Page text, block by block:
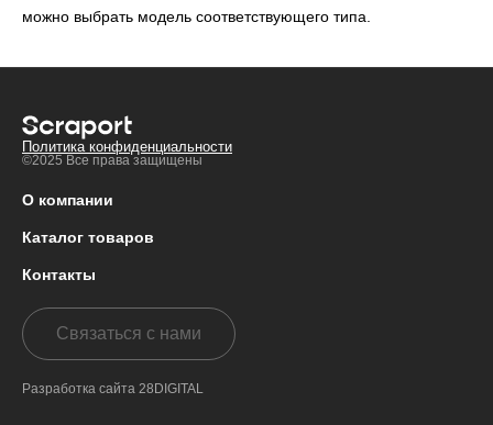
можно выбрать модель соответствующего типа.
Политика конфиденциальности
©2025 Все права защищены
О компании
Каталог товаров
Контакты
Связаться с нами
Разработка сайта 28DIGITAL